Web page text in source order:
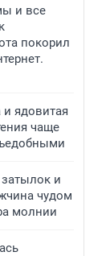
и все
покорил
ядовитая
чаще
и
чудом
молнии